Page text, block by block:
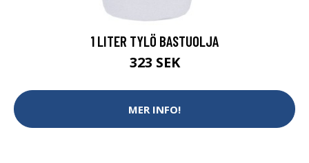
1 LITER TYLÖ BASTUOLJA
323 SEK
MER INFO!